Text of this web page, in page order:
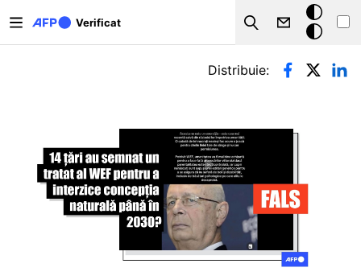
Verificat
Search
Modul
întunecat
Filele principale
Distribuie: